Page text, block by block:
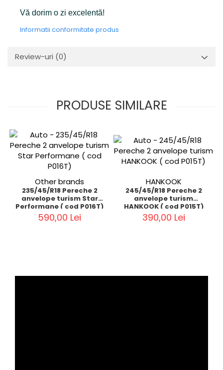
Vă dorim o zi excelentă!
Informatii conformitate produs
Review-uri (0)
PRODUSE SIMILARE
Other brands
235/45/R18 Pereche 2
anvelope turism Star
Performane ( cod P016T)
590,00 Lei
HANKOOK
245/45/R18 Pereche 2
anvelope turism
HANKOOK ( cod P015T)
390,00 Lei